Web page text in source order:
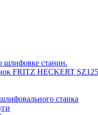
шлифовке станин.
FRITZ HECKERT
станка